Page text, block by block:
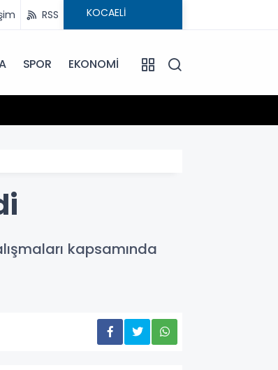
RSS
SPOR EKONOMİ
kapsamında